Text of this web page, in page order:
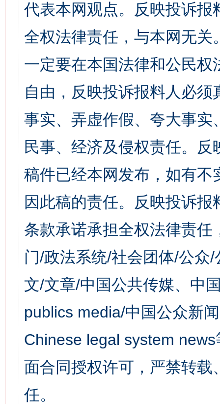
代表本网观点。反映投诉
全权法律责任，与本网无
一定要在本国法律和公民
自由，反映投诉报料人必
事实、弄虚作假、夸大事
民事、经济及侵权责任。
稿件已经本网发布，如有
因此稿的责任。反映投诉
条款承诺承担全权法律责
门/政法系统/社会团体/公众
文/文章/中国公共传媒、中
publics media/中国公众新
Chinese legal system
面合同授权许可，严禁转
任。